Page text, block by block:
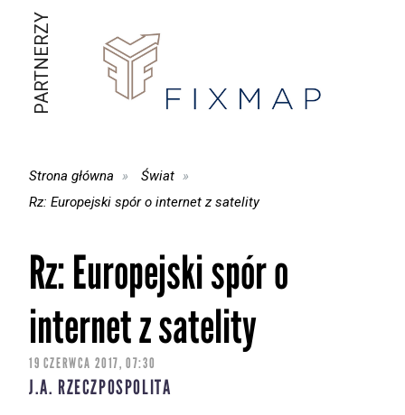
PARTNERZY
Strona główna
Świat
Rz: Europejski spór o internet z satelity
Rz: Europejski spór o
internet z satelity
19 CZERWCA 2017, 07:30
J.A. RZECZPOSPOLITA